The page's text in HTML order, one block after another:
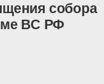
собора
ВС РФ